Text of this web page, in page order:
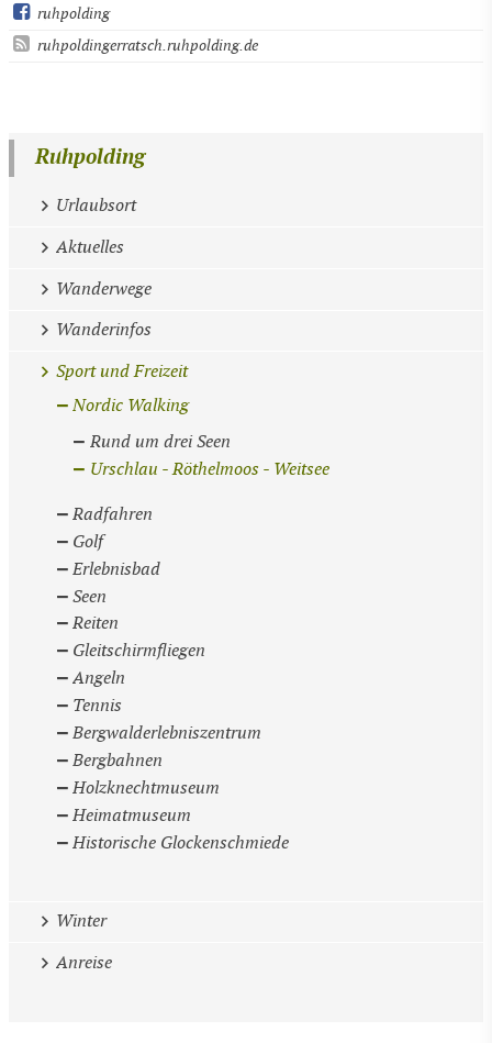
ruhpolding
ruhpoldingerratsch.ruhpolding.de
Ruhpolding
Urlaubsort
Aktuelles
Wanderwege
Wanderinfos
Sport und Freizeit
Nordic Walking
Rund um drei Seen
Urschlau - Röthelmoos - Weitsee
Radfahren
Golf
Erlebnisbad
Seen
Reiten
Gleitschirmfliegen
Angeln
Tennis
Bergwalderlebniszentrum
Bergbahnen
Holzknechtmuseum
Heimatmuseum
Historische Glockenschmiede
Winter
Anreise